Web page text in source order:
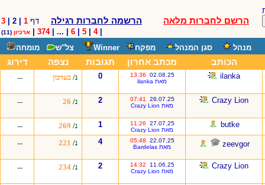
הרשם לחברות מלאה הרשמה לחברות רגילה דף 1
3
|
4
5
6
| ... |
374 ארכיון (11)
מנהל סגן המנהל מפקח Winner צל"ש מומחה
הכותב מכתב אחרון תגובות נצפה דירוג
ilanka
02.08.25
13:36
מאת ilanka
0 נ/ בעדכון ---
Crazy Lion
28.07.25
07:41
מאת Crazy Lion
2 נ/ ---
butke
27.07.25
11:26
מאת Crazy Lion
1 נ/ ---
zeevgor
22.07.25
05:48
מאת Bardelas
4 נ/ ---
Crazy Lion
11.06.25
14:32
מאת Crazy Lion
2 נ/ ---